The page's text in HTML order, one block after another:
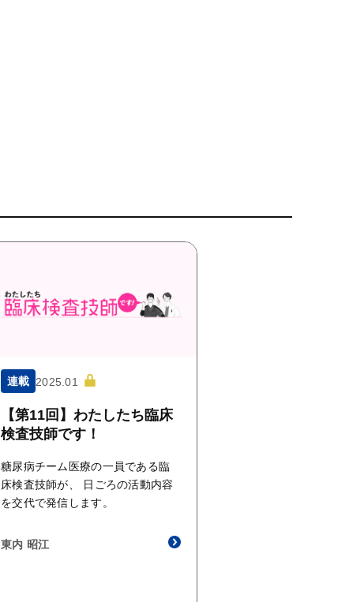
連載 2025.01
【第11回】わたしたち臨床
検査技師です！
糖尿病チーム医療の一員である臨
床検査技師が、 日ごろの活動内容
を交代で発信します。
東内 昭江